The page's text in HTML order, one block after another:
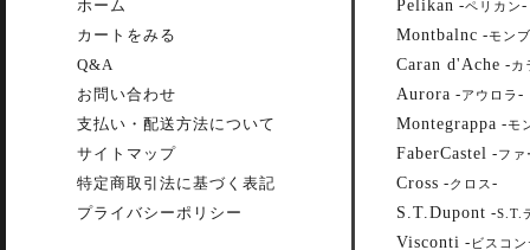
ホーム
カートをみる
Q&A
お問い合わせ
支払い・配送方法について
サイトマップ
特定商取引法に基づく表記
プライバシーポリシー
Pelikan -ペリカン-
Montbalnc -モン
Caran d'Ache -カ
Aurora -アウロラ -
Montegrappa -モ
FaberCastel -ファ
Cross -クロス -
S.T.Dupont -S.T.
Visconti - ビスコ